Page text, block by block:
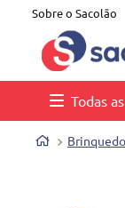
Sobre o Sacolão
Todas